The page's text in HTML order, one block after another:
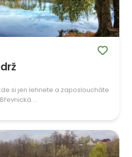
si jen lehnete a zaposloucháte
...